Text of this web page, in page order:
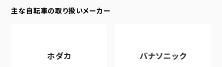
主な自転車の取り扱いメーカー
ホダカ パナソニック